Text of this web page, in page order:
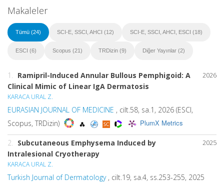
Makaleler
Tümü (24) SCI-E, SSCI, AHCI (12) SCI-E, SSCI, AHCI, ESCI (18)
ESCI (6) Scopus (21) TRDizin (9) Diğer Yayınlar (2)
2026
1. Ramipril-Induced Annular Bullous Pemphigoid: A
Clinical Mimic of Linear IgA Dermatosis
KARACA URAL Z.
EURASIAN JOURNAL OF MEDICINE , cilt.58, sa.1, 2026 (ESCI,
Scopus, TRDizin)
PlumX Metrics
2025
2. Subcutaneous Emphysema Induced by
Intralesional Cryotherapy
KARACA URAL Z.
Turkish Journal of Dermatology, cilt.19, sa.4, ss.253-255, 2025